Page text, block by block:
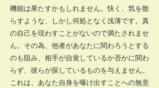
機能は果たすかもしれません。快く、気を散
らすような、しかし何処となく浅薄です。真
の自己を現わすことがないので満たされませ
ん。その為、他者があなたに関わろうとする
のも阻み、相手が自覚しているか否かに関わ
らず、彼らが探しているものを与えません。
これは、あなた自身を曝け出すことへの無意